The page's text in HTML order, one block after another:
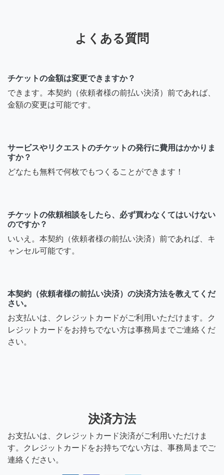
よくある質問
チケットの金額は変更できますか？
できます。本契約（依頼者様の前払い決済）前であれば、
金額の変更は可能です。
サービスやリクエストのチケットの発行に費用はかかりま
すか？
どなたも無料で何枚でもつくることができます！
チケットの依頼相談をしたら、必ず買わなくてはいけない
のですか？
いいえ。本契約（依頼者様の前払い決済）前であれば、キ
ャンセル可能です。
本契約（依頼者様の前払い決済）の決済方法を教えてくだ
さい。
お支払いは、クレジットカードがご利用いただけます。ク
レジットカードをお持ちでない方は事務局までご連絡くだ
さい。
決済方法
お支払いは、クレジットカード決済がご利用いただけま
す。クレジットカードをお持ちでない方は、事務局までご
連絡ください。